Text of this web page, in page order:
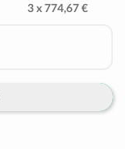
3 x 774,67 €